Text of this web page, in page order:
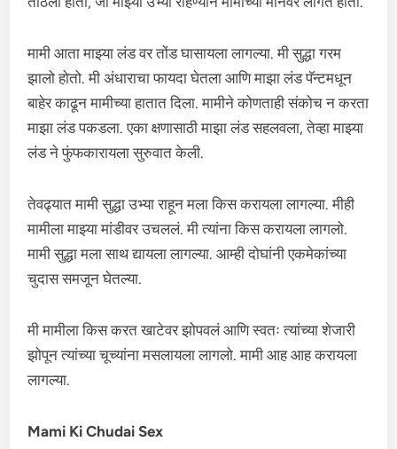
मामी आता माझ्या लंड वर तोंड घासायला लागल्या. मी सुद्धा गरम
झालो होतो. मी अंधाराचा फायदा घेतला आणि माझा लंड पॅन्टमधून
बाहेर काढून मामीच्या हातात दिला. मामीने कोणताही संकोच न करता
माझा लंड पकडला. एका क्षणासाठी माझा लंड सहलवला, तेव्हा माझ्या
लंड ने फुंफकारायला सुरुवात केली.
तेवढ्यात मामी सुद्धा उभ्या राहून मला किस करायला लागल्या. मीही
मामीला माझ्या मांडीवर उचललं. मी त्यांना किस करायला लागलो.
मामी सुद्धा मला साथ द्यायला लागल्या. आम्ही दोघांनी एकमेकांच्या
चुदास समजून घेतल्या.
मी मामीला किस करत खाटेवर झोपवलं आणि स्वतः त्यांच्या शेजारी
झोपून त्यांच्या चूच्यांना मसलायला लागलो. मामी आह आह करायला
लागल्या.
Mami Ki Chudai Sex